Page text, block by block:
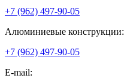
+7 (962) 497-90-05
Алюминиевые конструкции:
+7 (962) 497-90-05
E-mail: